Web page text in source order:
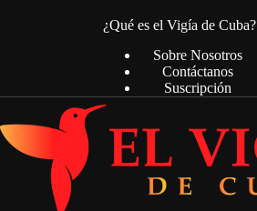
¿Qué es el Vigía de Cuba?
Sobre Nosotros
Contáctanos
Suscripción